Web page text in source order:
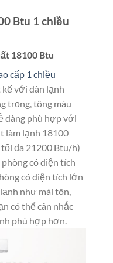
Btu 1 chiều
18100 Btu
cấp 1 chiều
với dàn lạnh
trọng, tông màu
dàng phù hợp với
làm lạnh 18100
đa 21200 Btu/h)
có diện tích
có diện tích lớn
như mái tôn,
có thể cân nhắc
phù hợp hơn.